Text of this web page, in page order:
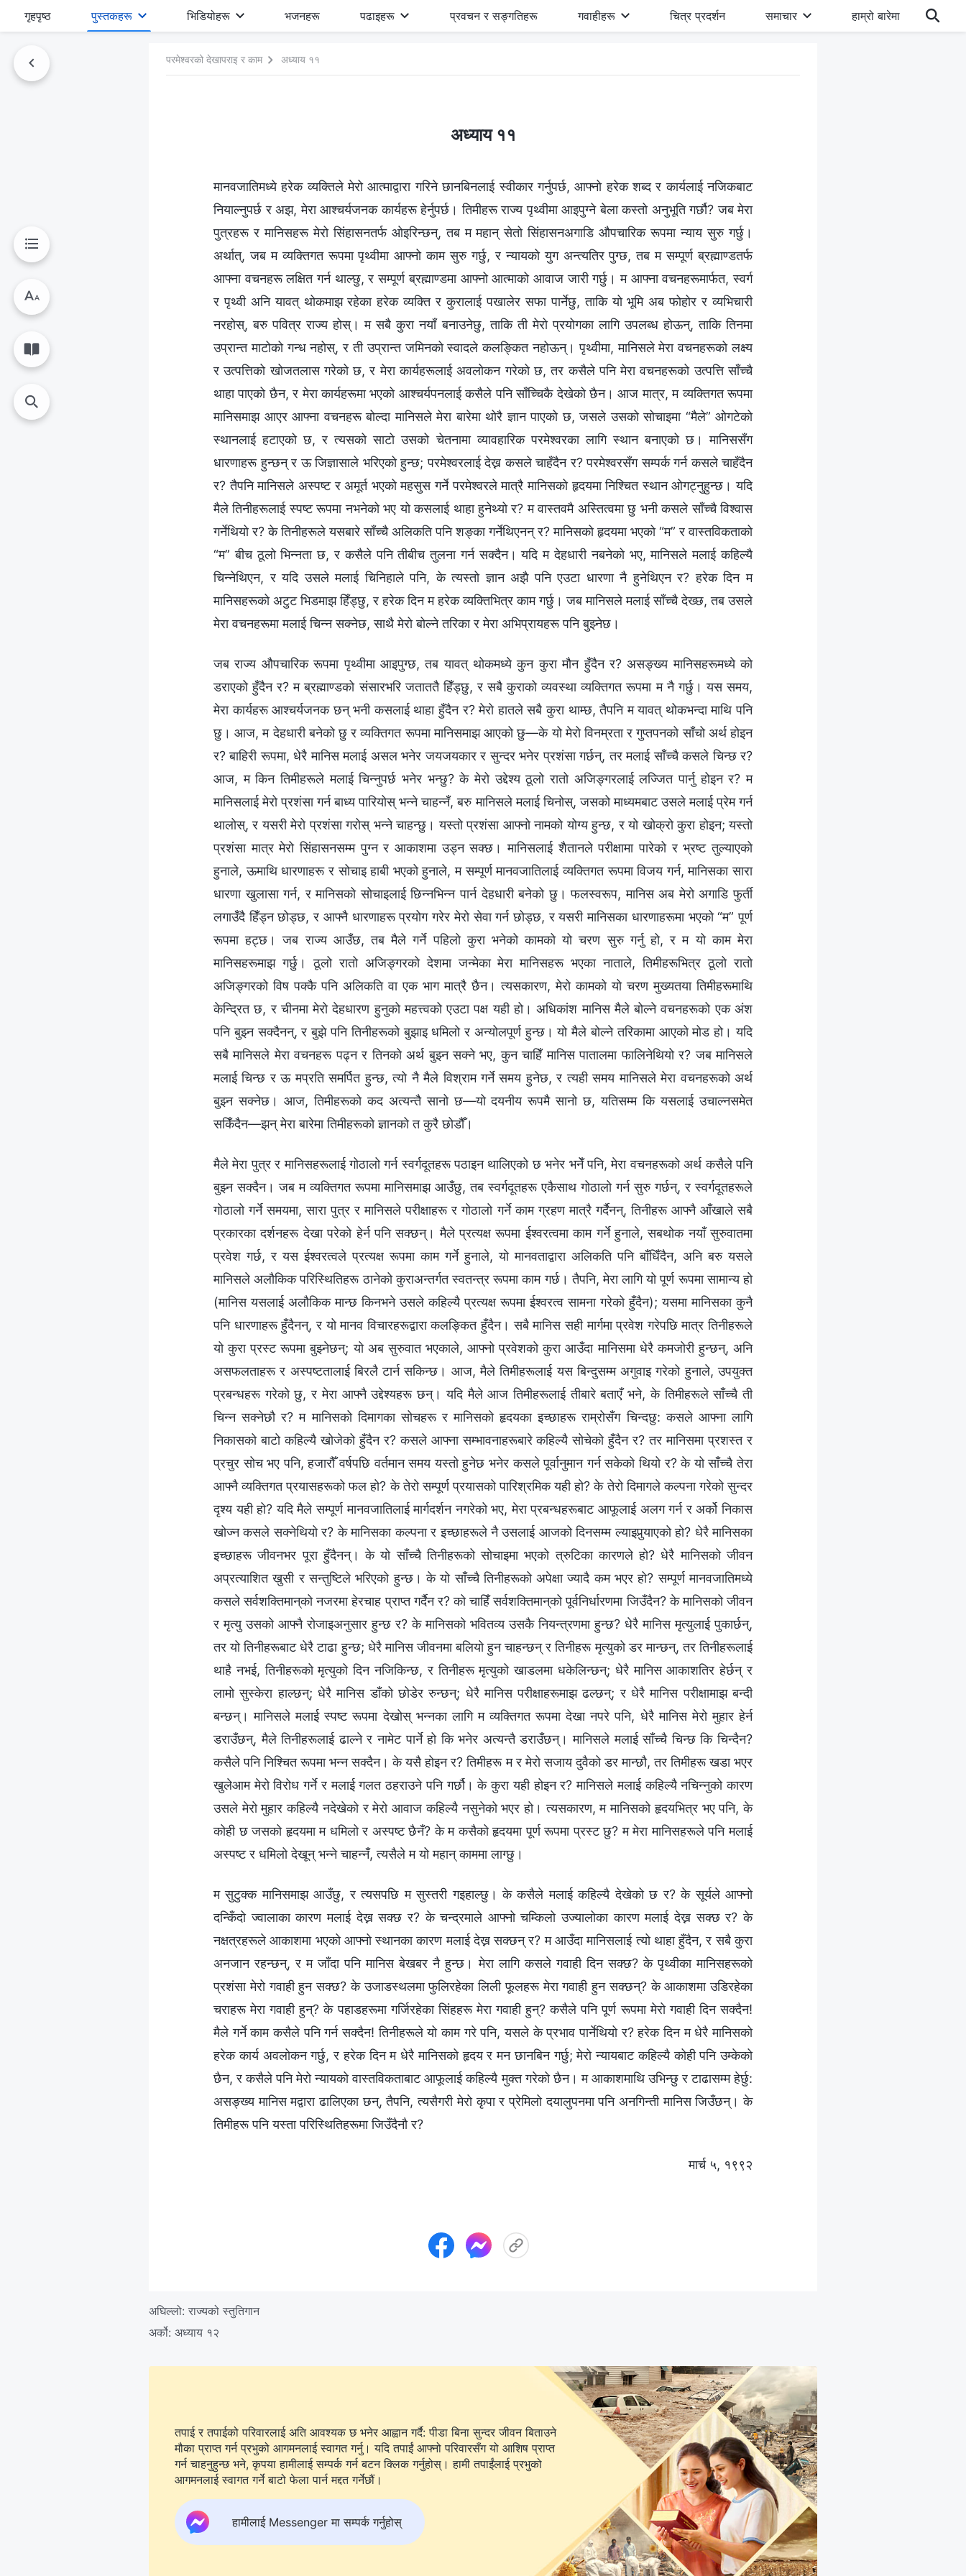
गृहपृष्ठ पुस्तकहरू भिडियोहरू भजनहरू पढाइहरू प्रवचन र सङ्गतिहरू गवाहीहरू चित्र प्रदर्शन समाचार हाम्रो बारेमा
परमेश्‍वरको देखापराइ र काम अध्याय ११
अध्याय ११
मानवजातिमध्ये हरेक व्यक्तिले मेरो आत्माद्वारा गरिने छानबिनलाई स्वीकार गर्नुपर्छ, आफ्नो हरेक शब्द र कार्यलाई नजिकबाट
नियाल्नुपर्छ र अझ, मेरा आश्चर्यजनक कार्यहरू हेर्नुपर्छ। तिमीहरू राज्य पृथ्वीमा आइपुग्ने बेला कस्तो अनुभूति गर्छौ? जब मेरा
पुत्रहरू र मानिसहरू मेरो सिंहासनतर्फ ओइरिन्छन्, तब म महान् सेतो सिंहासनअगाडि औपचारिक रूपमा न्याय सुरु गर्छु।
अर्थात्, जब म व्यक्तिगत रूपमा पृथ्वीमा आफ्नो काम सुरु गर्छु, र न्यायको युग अन्त्यतिर पुग्छ, तब म सम्पूर्ण ब्रह्माण्डतर्फ
आफ्ना वचनहरू लक्षित गर्न थाल्छु, र सम्पूर्ण ब्रह्माण्डमा आफ्नो आत्माको आवाज जारी गर्छु। म आफ्ना वचनहरूमार्फत, स्वर्ग
र पृथ्वी अनि यावत् थोकमाझ रहेका हरेक व्यक्ति र कुरालाई पखालेर सफा पार्नेछु, ताकि यो भूमि अब फोहोर र व्यभिचारी
नरहोस्, बरु पवित्र राज्य होस्। म सबै कुरा नयाँ बनाउनेछु, ताकि ती मेरो प्रयोगका लागि उपलब्ध होऊन्, ताकि तिनमा
उप्रान्त माटोको गन्ध नहोस्, र ती उप्रान्त जमिनको स्वादले कलङ्कित नहोऊन्। पृथ्वीमा, मानिसले मेरा वचनहरूको लक्ष्य
र उत्पत्तिको खोजतलास गरेको छ, र मेरा कार्यहरूलाई अवलोकन गरेको छ, तर कसैले पनि मेरा वचनहरूको उत्पत्ति साँच्चै
थाहा पाएको छैन, र मेरा कार्यहरूमा भएको आश्चर्यपनलाई कसैले पनि साँच्चिकै देखेको छैन। आज मात्र, म व्यक्तिगत रूपमा
मानिसमाझ आएर आफ्ना वचनहरू बोल्दा मानिसले मेरा बारेमा थोरै ज्ञान पाएको छ, जसले उसको सोचाइमा “मैले” ओगटेको
स्थानलाई हटाएको छ, र त्यसको साटो उसको चेतनामा व्यावहारिक परमेश्‍वरका लागि स्थान बनाएको छ। मानिससँग
धारणाहरू हुन्छन् र ऊ जिज्ञासाले भरिएको हुन्छ; परमेश्‍वरलाई देख्न कसले चाहँदैन र? परमेश्‍वरसँग सम्पर्क गर्न कसले चाहँदैन
र? तैपनि मानिसले अस्पष्ट र अमूर्त भएको महसुस गर्ने परमेश्‍वरले मात्रै मानिसको हृदयमा निश्चित स्थान ओगट्नुहुन्छ। यदि
मैले तिनीहरूलाई स्पष्ट रूपमा नभनेको भए यो कसलाई थाहा हुनेथ्यो र? म वास्तवमै अस्तित्वमा छु भनी कसले साँच्चै विश्‍वास
गर्नेथियो र? के तिनीहरूले यसबारे साँच्चै अलिकति पनि शङ्का गर्नेथिएनन् र? मानिसको हृदयमा भएको “म” र वास्तविकताको
“म” बीच ठूलो भिन्‍नता छ, र कसैले पनि तीबीच तुलना गर्न सक्दैन। यदि म देहधारी नबनेको भए, मानिसले मलाई कहिल्यै
चिन्नेथिएन, र यदि उसले मलाई चिनिहाले पनि, के त्यस्तो ज्ञान अझै पनि एउटा धारणा नै हुनेथिएन र? हरेक दिन म
मानिसहरूको अटुट भिडमाझ हिँड्छु, र हरेक दिन म हरेक व्यक्तिभित्र काम गर्छु। जब मानिसले मलाई साँच्चै देख्छ, तब उसले
मेरा वचनहरूमा मलाई चिन्न सक्नेछ, साथै मेरो बोल्ने तरिका र मेरा अभिप्रायहरू पनि बुझ्नेछ।
जब राज्य औपचारिक रूपमा पृथ्वीमा आइपुग्छ, तब यावत् थोकमध्ये कुन कुरा मौन हुँदैन र? असङ्ख्य मानिसहरूमध्ये को
डराएको हुँदैन र? म ब्रह्माण्डको संसारभरि जताततै हिँड्छु, र सबै कुराको व्यवस्था व्यक्तिगत रूपमा म नै गर्छु। यस समय,
मेरा कार्यहरू आश्चर्यजनक छन् भनी कसलाई थाहा हुँदैन र? मेरो हातले सबै कुरा थाम्छ, तैपनि म यावत् थोकभन्दा माथि पनि
छु। आज, म देहधारी बनेको छु र व्यक्तिगत रूपमा मानिसमाझ आएको छु—के यो मेरो विनम्रता र गुप्तपनको साँचो अर्थ होइन
र? बाहिरी रूपमा, धेरै मानिस मलाई असल भनेर जयजयकार र सुन्दर भनेर प्रशंसा गर्छन्, तर मलाई साँच्चै कसले चिन्छ र?
आज, म किन तिमीहरूले मलाई चिन्नुपर्छ भनेर भन्छु? के मेरो उद्देश्य ठूलो रातो अजिङ्गरलाई लज्जित पार्नु होइन र? म
मानिसलाई मेरो प्रशंसा गर्न बाध्य पारियोस् भन्‍ने चाहन्नँ, बरु मानिसले मलाई चिनोस्, जसको माध्यमबाट उसले मलाई प्रेम गर्न
थालोस्, र यसरी मेरो प्रशंसा गरोस् भन्‍ने चाहन्छु। यस्तो प्रशंसा आफ्नो नामको योग्य हुन्छ, र यो खोक्रो कुरा होइन; यस्तो
प्रशंसा मात्र मेरो सिंहासनसम्म पुग्न र आकाशमा उड्न सक्छ। मानिसलाई शैतानले परीक्षामा पारेको र भ्रष्ट तुल्याएको
हुनाले, ऊमाथि धारणाहरू र सोचाइ हाबी भएको हुनाले, म सम्पूर्ण मानवजातिलाई व्यक्तिगत रूपमा विजय गर्न, मानिसका सारा
धारणा खुलासा गर्न, र मानिसको सोचाइलाई छिन्नभिन्न पार्न देहधारी बनेको छु। फलस्वरूप, मानिस अब मेरो अगाडि फुर्ती
लगाउँदै हिँड्न छोड्छ, र आफ्नै धारणाहरू प्रयोग गरेर मेरो सेवा गर्न छोड्छ, र यसरी मानिसका धारणाहरूमा भएको “म” पूर्ण
रूपमा हट्छ। जब राज्य आउँछ, तब मैले गर्ने पहिलो कुरा भनेको कामको यो चरण सुरु गर्नु हो, र म यो काम मेरा
मानिसहरूमाझ गर्छु। ठूलो रातो अजिङ्गरको देशमा जन्मेका मेरा मानिसहरू भएका नाताले, तिमीहरूभित्र ठूलो रातो
अजिङ्गरको विष पक्कै पनि अलिकति वा एक भाग मात्रै छैन। त्यसकारण, मेरो कामको यो चरण मुख्यतया तिमीहरूमाथि
केन्द्रित छ, र चीनमा मेरो देहधारण हुनुको महत्त्वको एउटा पक्ष यही हो। अधिकांश मानिस मैले बोल्ने वचनहरूको एक अंश
पनि बुझ्न सक्दैनन्, र बुझे पनि तिनीहरूको बुझाइ धमिलो र अन्योलपूर्ण हुन्छ। यो मैले बोल्ने तरिकामा आएको मोड हो। यदि
सबै मानिसले मेरा वचनहरू पढ्न र तिनको अर्थ बुझ्न सक्ने भए, कुन चाहिँ मानिस पातालमा फालिनेथियो र? जब मानिसले
मलाई चिन्छ र ऊ मप्रति समर्पित हुन्छ, त्यो नै मैले विश्राम गर्ने समय हुनेछ, र त्यही समय मानिसले मेरा वचनहरूको अर्थ
बुझ्न सक्नेछ। आज, तिमीहरूको कद अत्यन्तै सानो छ—यो दयनीय रूपमै सानो छ, यतिसम्म कि यसलाई उचाल्नसमेत
सकिँदैन—झन् मेरा बारेमा तिमीहरूको ज्ञानको त कुरै छोडौँ।
मैले मेरा पुत्र र मानिसहरूलाई गोठालो गर्न स्वर्गदूतहरू पठाइन थालिएको छ भनेर भनेँ पनि, मेरा वचनहरूको अर्थ कसैले पनि
बुझ्न सक्दैन। जब म व्यक्तिगत रूपमा मानिसमाझ आउँछु, तब स्वर्गदूतहरू एकैसाथ गोठालो गर्न सुरु गर्छन्, र स्वर्गदूतहरूले
गोठालो गर्ने समयमा, सारा पुत्र र मानिसले परीक्षाहरू र गोठालो गर्ने काम ग्रहण मात्रै गर्दैनन्, तिनीहरू आफ्नै आँखाले सबै
प्रकारका दर्शनहरू देखा परेको हेर्न पनि सक्छन्। मैले प्रत्यक्ष रूपमा ईश्‍वरत्वमा काम गर्ने हुनाले, सबथोक नयाँ सुरुवातमा
प्रवेश गर्छ, र यस ईश्‍वरत्वले प्रत्यक्ष रूपमा काम गर्ने हुनाले, यो मानवताद्वारा अलिकति पनि बाँधिँदैन, अनि बरु यसले
मानिसले अलौकिक परिस्थितिहरू ठानेको कुराअन्तर्गत स्वतन्त्र रूपमा काम गर्छ। तैपनि, मेरा लागि यो पूर्ण रूपमा सामान्य हो
(मानिस यसलाई अलौकिक मान्छ किनभने उसले कहिल्यै प्रत्यक्ष रूपमा ईश्‍वरत्व सामना गरेको हुँदैन); यसमा मानिसका कुनै
पनि धारणाहरू हुँदैनन्, र यो मानव विचारहरूद्वारा कलङ्कित हुँदैन। सबै मानिस सही मार्गमा प्रवेश गरेपछि मात्र तिनीहरूले
यो कुरा प्रस्ट रूपमा बुझ्नेछन्; यो अब सुरुवात भएकाले, आफ्नो प्रवेशको कुरा आउँदा मानिसमा धेरै कमजोरी हुन्छन्, अनि
असफलताहरू र अस्पष्टतालाई बिरलै टार्न सकिन्छ। आज, मैले तिमीहरूलाई यस बिन्दुसम्म अगुवाइ गरेको हुनाले, उपयुक्त
प्रबन्धहरू गरेको छु, र मेरा आफ्नै उद्देश्यहरू छन्। यदि मैले आज तिमीहरूलाई तीबारे बताएँ भने, के तिमीहरूले साँच्चै ती
चिन्न सक्नेछौ र? म मानिसको दिमागका सोचहरू र मानिसको हृदयका इच्छाहरू राम्रोसँग चिन्दछु: कसले आफ्ना लागि
निकासको बाटो कहिल्यै खोजेको हुँदैन र? कसले आफ्ना सम्भावनाहरूबारे कहिल्यै सोचेको हुँदैन र? तर मानिसमा प्रशस्त र
प्रचुर सोच भए पनि, हजारौँ वर्षपछि वर्तमान समय यस्तो हुनेछ भनेर कसले पूर्वानुमान गर्न सकेको थियो र? के यो साँच्चै तेरा
आफ्नै व्यक्तिगत प्रयासहरूको फल हो? के तेरो सम्पूर्ण प्रयासको पारिश्रमिक यही हो? के तेरो दिमागले कल्पना गरेको सुन्दर
दृश्य यही हो? यदि मैले सम्पूर्ण मानवजातिलाई मार्गदर्शन नगरेको भए, मेरा प्रबन्धहरूबाट आफूलाई अलग गर्न र अर्को निकास
खोज्न कसले सक्नेथियो र? के मानिसका कल्पना र इच्छाहरूले नै उसलाई आजको दिनसम्म ल्याइपुर्‍याएको हो? धेरै मानिसका
इच्छाहरू जीवनभर पूरा हुँदैनन्। के यो साँच्चै तिनीहरूको सोचाइमा भएको त्रुटिका कारणले हो? धेरै मानिसको जीवन
अप्रत्याशित खुसी र सन्तुष्टिले भरिएको हुन्छ। के यो साँच्चै तिनीहरूको अपेक्षा ज्यादै कम भएर हो? सम्पूर्ण मानवजातिमध्ये
कसले सर्वशक्तिमान्‌को नजरमा हेरचाह प्राप्त गर्दैन र? को चाहिँ सर्वशक्तिमान्‌को पूर्वनिर्धारणमा जिउँदैन? के मानिसको जीवन
र मृत्यु उसको आफ्नै रोजाइअनुसार हुन्छ र? के मानिसको भवितव्य उसकै नियन्त्रणमा हुन्छ? धेरै मानिस मृत्युलाई पुकार्छन्,
तर यो तिनीहरूबाट धेरै टाढा हुन्छ; धेरै मानिस जीवनमा बलियो हुन चाहन्छन् र तिनीहरू मृत्युको डर मान्छन्, तर तिनीहरूलाई
थाहै नभई, तिनीहरूको मृत्युको दिन नजिकिन्छ, र तिनीहरू मृत्युको खाडलमा धकेलिन्छन्; धेरै मानिस आकाशतिर हेर्छन् र
लामो सुस्केरा हाल्छन्; धेरै मानिस डाँको छोडेर रुन्छन्; धेरै मानिस परीक्षाहरूमाझ ढल्छन्; र धेरै मानिस परीक्षामाझ बन्दी
बन्छन्। मानिसले मलाई स्पष्ट रूपमा देखोस् भन्नका लागि म व्यक्तिगत रूपमा देखा नपरे पनि, धेरै मानिस मेरो मुहार हेर्न
डराउँछन्, मैले तिनीहरूलाई ढाल्ने र नामेट पार्ने हो कि भनेर अत्यन्तै डराउँछन्। मानिसले मलाई साँच्चै चिन्छ कि चिन्दैन?
कसैले पनि निश्चित रूपमा भन्न सक्दैन। के यसै होइन र? तिमीहरू म र मेरो सजाय दुवैको डर मान्छौ, तर तिमीहरू खडा भएर
खुलेआम मेरो विरोध गर्ने र मलाई गलत ठहराउने पनि गर्छौ। के कुरा यही होइन र? मानिसले मलाई कहिल्यै नचिन्नुको कारण
उसले मेरो मुहार कहिल्यै नदेखेको र मेरो आवाज कहिल्यै नसुनेको भएर हो। त्यसकारण, म मानिसको हृदयभित्र भए पनि, के
कोही छ जसको हृदयमा म धमिलो र अस्पष्ट छैनँ? के म कसैको हृदयमा पूर्ण रूपमा प्रस्ट छु? म मेरा मानिसहरूले पनि मलाई
अस्पष्ट र धमिलो देखून् भन्‍ने चाहन्नँ, त्यसैले म यो महान् काममा लाग्छु।
म सुटुक्क मानिसमाझ आउँछु, र त्यसपछि म सुस्तरी गइहाल्छु। के कसैले मलाई कहिल्यै देखेको छ र? के सूर्यले आफ्नो
दन्किँदो ज्वालाका कारण मलाई देख्न सक्छ र? के चन्द्रमाले आफ्नो चम्किलो उज्यालोका कारण मलाई देख्न सक्छ र? के
नक्षत्रहरूले आकाशमा भएको आफ्नो स्थानका कारण मलाई देख्न सक्छन् र? म आउँदा मानिसलाई त्यो थाहा हुँदैन, र सबै कुरा
अनजान रहन्छन्, र म जाँदा पनि मानिस बेखबर नै हुन्छ। मेरा लागि कसले गवाही दिन सक्छ? के पृथ्वीका मानिसहरूको
प्रशंसा मेरो गवाही हुन सक्छ? के उजाडस्थलमा फुलिरहेका लिली फूलहरू मेरा गवाही हुन सक्छन्? के आकाशमा उडिरहेका
चराहरू मेरा गवाही हुन्? के पहाडहरूमा गर्जिरहेका सिंहहरू मेरा गवाही हुन्? कसैले पनि पूर्ण रूपमा मेरो गवाही दिन सक्दैन!
मैले गर्ने काम कसैले पनि गर्न सक्दैन! तिनीहरूले यो काम गरे पनि, यसले के प्रभाव पार्नेथियो र? हरेक दिन म धेरै मानिसको
हरेक कार्य अवलोकन गर्छु, र हरेक दिन म धेरै मानिसको हृदय र मन छानबिन गर्छु; मेरो न्यायबाट कहिल्यै कोही पनि उम्केको
छैन, र कसैले पनि मेरो न्यायको वास्तविकताबाट आफूलाई कहिल्यै मुक्त गरेको छैन। म आकाशमाथि उभिन्छु र टाढासम्म हेर्छु:
असङ्ख्य मानिस मद्वारा ढालिएका छन्, तैपनि, त्यसैगरी मेरो कृपा र प्रेमिलो दयालुपनमा पनि अनगिन्ती मानिस जिउँछन्। के
तिमीहरू पनि यस्ता परिस्थितिहरूमा जिउँदैनौ र?
मार्च ५, १९९२
अघिल्लो: राज्यको स्तुतिगान
अर्को: अध्याय १२
तपाई र तपाईको परिवारलाई अति आवश्यक छ भनेर आह्वान गर्दै: पीडा बिना सुन्दर जीवन बिताउने
मौका प्राप्त गर्न प्रभुको आगमनलाई स्वागत गर्नु। यदि तपाईं आफ्नो परिवारसँग यो आशिष प्राप्त
गर्न चाहनुहुन्छ भने, कृपया हामीलाई सम्पर्क गर्न बटन क्लिक गर्नुहोस्। हामी तपाईंलाई प्रभुको
आगमनलाई स्वागत गर्ने बाटो फेला पार्न मद्दत गर्नेछौं।
हामीलाई Messenger मा सम्पर्क गर्नुहोस्